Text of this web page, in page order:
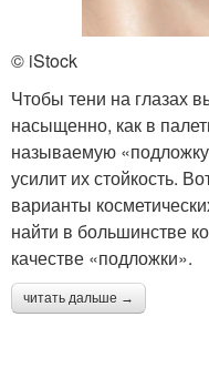
© iStock
Чтобы тени на глазах
насыщенно, как в
называемую
усилит их стойкость.
варианты
найти в большинстве
качестве «подложки».
читать дальше →